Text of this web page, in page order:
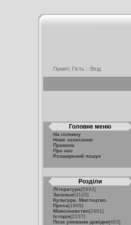
Привіт, Гість :: Вхід
Головне меню
На головну
Нове запитання
Правила
Про нас
Розширений пошук
Розділи
Література[5992]
Загальні[1120]
Культура. Мистецтво.
Преса[1895]
Мовознавство[2461]
Історія[2237]
Поза умовами довідки[463]